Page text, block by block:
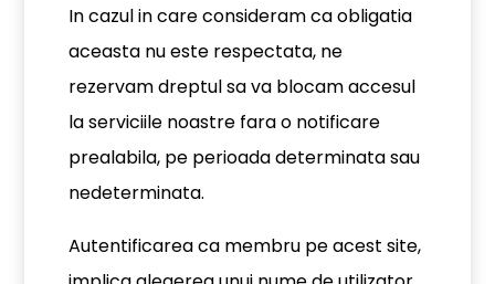
In cazul in care consideram ca obligatia
aceasta nu este respectata, ne
rezervam dreptul sa va blocam accesul
la serviciile noastre fara o notificare
prealabila, pe perioada determinata sau
nedeterminata.
Autentificarea ca membru pe acest site,